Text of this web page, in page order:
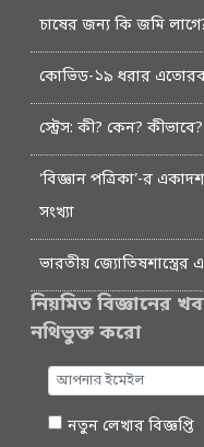
চাষের জন্য কি জমি
কোভিড-১৯ ধরার
স্ট্রেস: কী? কেন?
‘বিজ্ঞান পত্রিকা’-র
সংখ্যা
ভারতীয় জ্যোতিষশাস্ত্রের
নিয়মিত বিজ্ঞানের
নথিভুক্ত করো
নতুন লেখার বিজ্ঞপ্তি